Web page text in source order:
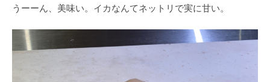
うーーん、美味い。イカなんてネットリで実に甘い。